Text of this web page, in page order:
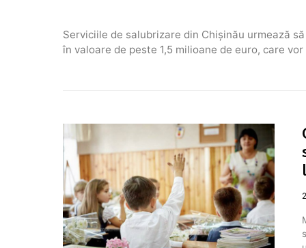
Serviciile de salubrizare din Chișinău urmează
în valoare de peste 1,5 milioane de euro, care